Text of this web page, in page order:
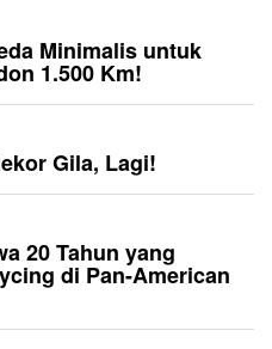
Minimalis untuk
1.500 Km!
Gila, Lagi!
20 Tahun yang
di Pan-American